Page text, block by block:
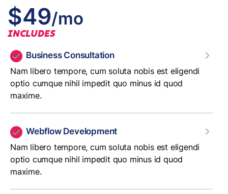
$49/mo
INCLUDES
Business Consultation
Nam libero tempore, cum soluta nobis est eligendi
optio cumque nihil impedit quo minus id quod
maxime.
Webflow Development
Nam libero tempore, cum soluta nobis est eligendi
optio cumque nihil impedit quo minus id quod
maxime.